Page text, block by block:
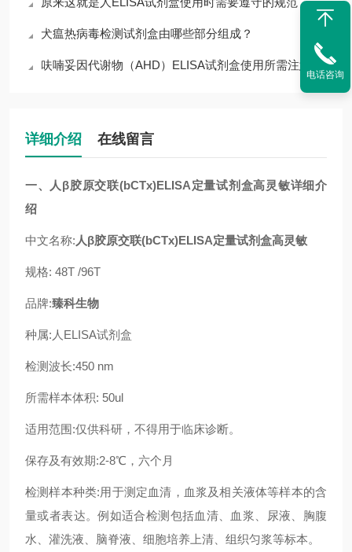
犬瘟热病毒检测试剂盒由哪些部分组成？
呋喃妥因代谢物（AHD）ELISA试剂盒使用所需注意的事项
详细介绍 在线留言
一、人β胶原交联(bCTx)ELISA定量试剂盒高灵敏详细介
绍
中文名称: 人β胶原交联(bCTx)ELISA定量试剂盒高灵敏
规格: 48T /96T
品牌:臻科生物
种属:人ELISA试剂盒
检测波长:450 nm
所需样本体积: 50ul
适用范围:仅供科研，不得用于临床诊断。
保存及有效期:2-8℃，六个月
检测样本种类:用于测定血清，血浆及相关液体等样本的含
量或者表达。例如适合检测包括血清、血浆、尿液、胸腹
水、灌洗液、脑脊液、细胞培养上清、组织匀浆等标本。
电话咨询